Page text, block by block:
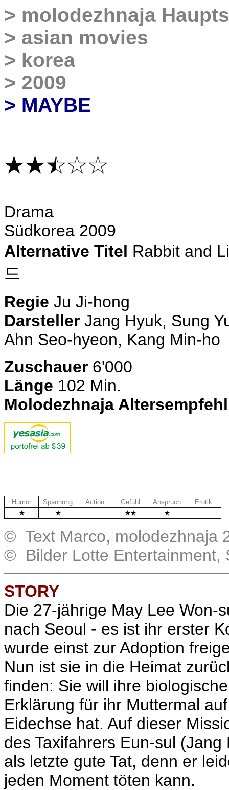
> molodezhnaja
> asian movies
> korea
> 2009
> MAYBE
Drama
Südkorea 2009
Alternative Titel Rabbit and
드
Regie Ju Ji-hong
Darsteller Jang Hyuk, Sung
Ahn Seo-hyeon, Kang Min-ho
Zuschauer 6'000
Länge 102 Min.
Molodezhnaja
Humor Spannung Action Gefühl Anspruch
Erotik
© Text Marco, molodezhnaja
© Bilder Lotte Entertainment,
STORY
Die 27-jährige May Lee Won-
nach Seoul - es ist ihr erster
wurde einst zur Adoption
Nun ist sie in die Heimat
finden: Sie will ihre
Erklärung für ihr Muttermal
Eidechse hat. Auf dieser
des Taxifahrers Eun-sul
als letzte gute Tat, denn er
jeden Moment töten kann.